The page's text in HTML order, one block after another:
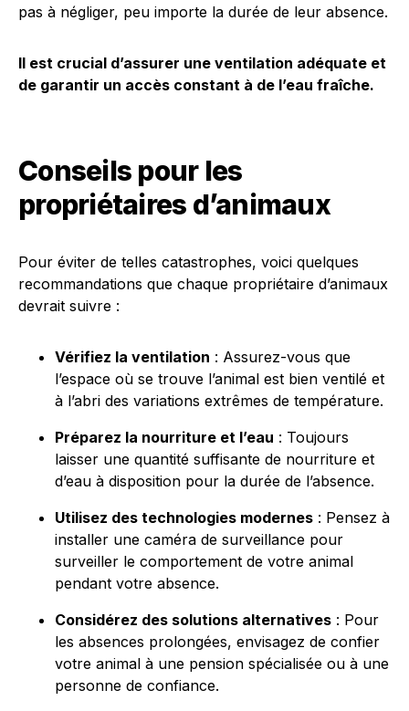
pas à négliger, peu importe la durée de leur absence.
Il est crucial d’assurer une ventilation adéquate et
de garantir un accès constant à de l’eau fraîche.
Conseils pour les
propriétaires d’animaux
Pour éviter de telles catastrophes, voici quelques
recommandations que chaque propriétaire d’animaux
devrait suivre :
Vérifiez la ventilation : Assurez-vous que
l’espace où se trouve l’animal est bien ventilé et
à l’abri des variations extrêmes de température.
Préparez la nourriture et l’eau : Toujours
laisser une quantité suffisante de nourriture et
d’eau à disposition pour la durée de l’absence.
Utilisez des technologies modernes : Pensez à
installer une caméra de surveillance pour
surveiller le comportement de votre animal
pendant votre absence.
Considérez des solutions alternatives : Pour
les absences prolongées, envisagez de confier
votre animal à une pension spécialisée ou à une
personne de confiance.